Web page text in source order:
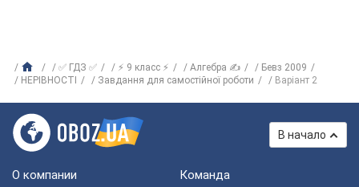
✅ ГДЗ ✅ ⚡ 9 класс ⚡ Алгебра ✍
Бевз 2009
НЕРІВНОСТІ
Завдання для самостійної роботи Варіант 2
В начало
О компании Команда